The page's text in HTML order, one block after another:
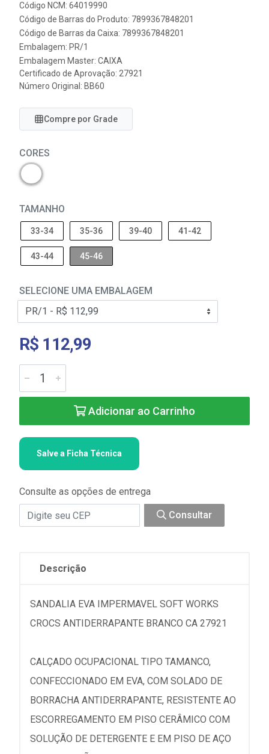
Código NCM: 64019990
Código de Barras do Produto: 7899367848201
Código de Barras da Caixa: 7899367848201
Embalagem: PR/1
Embalagem Master: CAIXA
Certificado de Aprovação: 27921
Número Original: BB60
Compre por Grade
CORES
TAMANHO
33-34 35-36 39-40 41-42
43-44 45-46
SELECIONE UMA EMBALAGEM
R$ 112,99
Adicionar ao Carrinho
Salve a Ficha Técnica
Consulte as opções de entrega
Consultar
Descrição
SANDALIA EVA IMPERMAVEL SOFT WORKS
CROCS ANTIDERRAPANTE BRANCO CA 27921
CALÇADO OCUPACIONAL TIPO TAMANCO,
CONFECCIONADO EM EVA, COM SOLADO DE
BORRACHA ANTIDERRAPANTE, RESISTENTE AO
ESCORREGAMENTO EM PISO CERÂMICO COM
SOLUÇÃO DE DETERGENTE E EM PISO DE AÇO